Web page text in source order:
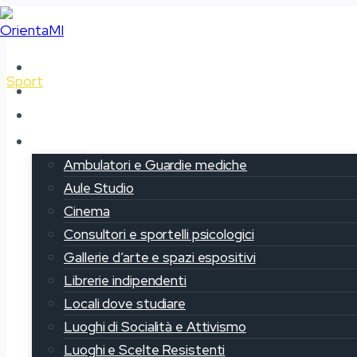
Salta
al
contenuto
Chi siamo
Ambulatori e Guardie mediche
Aule Studio
Cinema
Consultori e sportelli psicologici
Gallerie d’arte e spazi espositivi
Librerie indipendenti
Locali dove studiare
Luoghi di Socialità e Attivismo
Luoghi e Scelte Resistenti
Sport
Palestra